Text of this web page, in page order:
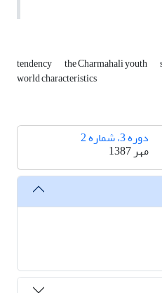
tendency the Charmahali youth
world characteristics
دوره 3، شماره 2
مهر 1387